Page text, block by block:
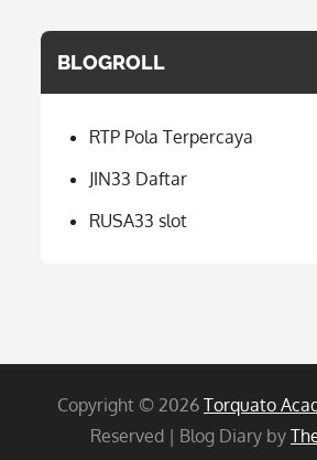
BLOGROLL
RTP Pola Terpercaya
JIN33 Daftar
RUSA33 slot
Copyright © 2026 Torquato
Reserved | Blog Diary by